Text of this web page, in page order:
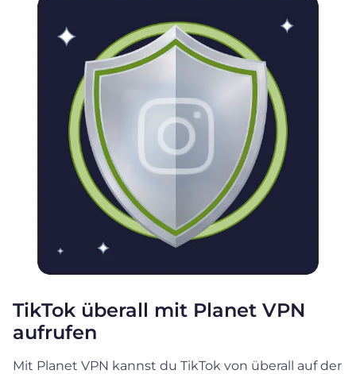
TikTok überall mit Planet VPN
aufrufen
Mit Planet VPN kannst du TikTok von überall auf der